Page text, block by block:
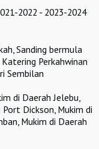
2022 - 2023-2024
Sanding bermula
Perkahwinan
Sembilan
di Daerah Jelebu,‎
Dickson,‎ Mukim di
Mukim di Daerah